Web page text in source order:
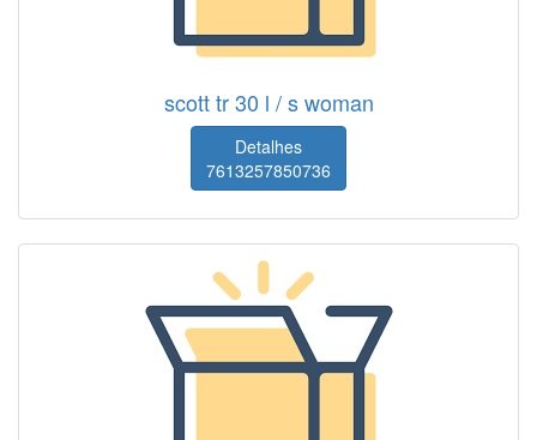
scott tr 30 l / s woman
Detalhes
7613257850736